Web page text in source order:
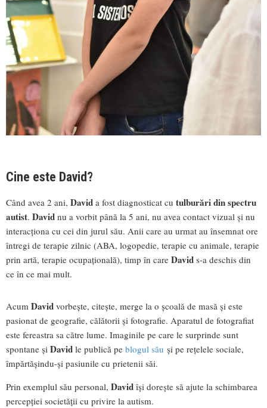
Cine este David?
Când avea 2 ani, David a fost diagnosticat cu tulburări din spectru
autist. David nu a vorbit până la 5 ani, nu avea contact vizual și nu
interacționa cu cei din jurul său. Anii care au urmat au însemnat ore
întregi de terapie zilnic (ABA, logopedie, terapie cu animale, terapie
prin artă, terapie ocupațională), timp în care David s-a deschis din
ce în ce mai mult.
Acum David vorbește, citește, merge la o școală de masă și este
pasionat de geografie, călătorii și fotografie. Aparatul de fotografiat
este fereastra sa către lume. Imaginile pe care le surprinde sunt
spontane și David le publică pe blogul său și pe rețelele sociale,
împărtășindu-și pasiunile cu prietenii săi.
Prin exemplul său personal, David își dorește să ajute la schimbarea
percepției societății cu privire la autism.